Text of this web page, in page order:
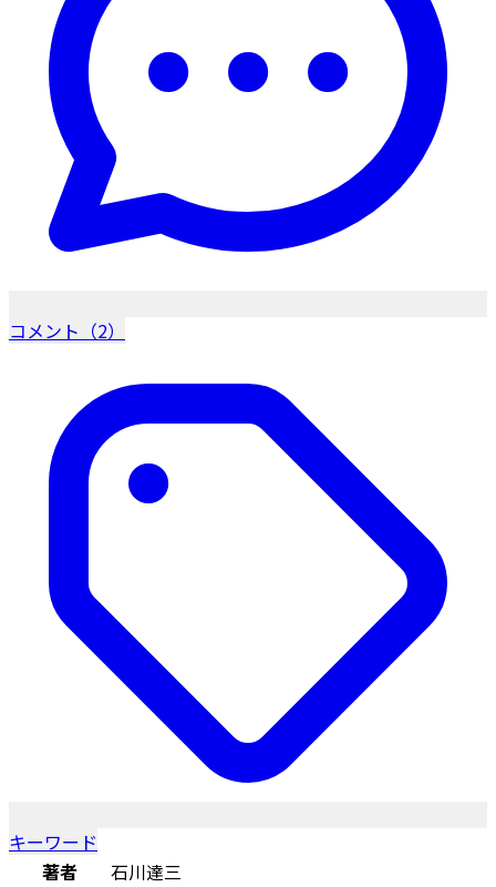
コメント（2）
キーワード
著者
石川達三